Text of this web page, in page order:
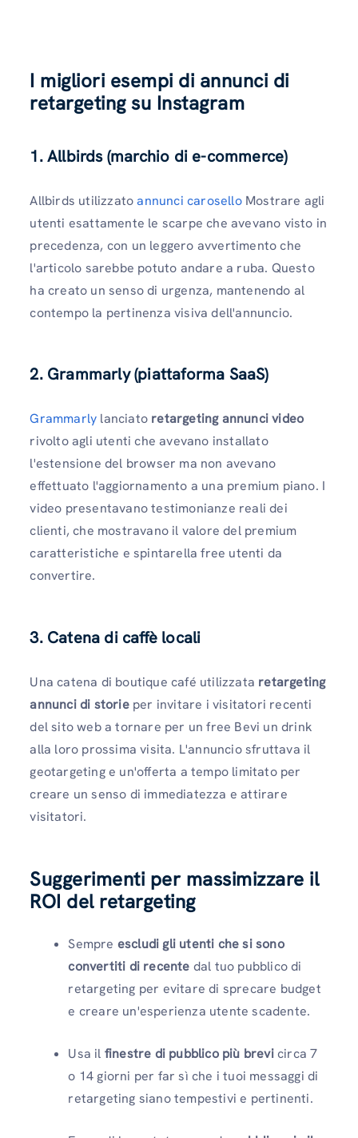
I migliori esempi di annunci di
retargeting su Instagram
1. Allbirds (marchio di e-commerce)
Allbirds utilizzatoannunci caroselloMostrare agli
utenti esattamente le scarpe che avevano visto in
precedenza, con un leggero avvertimento che
l'articolo sarebbe potuto andare a ruba. Questo
ha creato un senso di urgenza, mantenendo al
contempo la pertinenza visiva dell'annuncio.
2. Grammarly (piattaforma SaaS)
Grammarly lanciato retargeting annunci video
rivolto agli utenti che avevano installato
l'estensione del browser ma non avevano
effettuato l'aggiornamento a una premium piano. I
video presentavano testimonianze reali dei
clienti, che mostravano il valore del premium
caratteristiche e spintarella free utenti da
convertire.
3. Catena di caffè locali
Una catena di boutique café utilizzata retargeting
annunci di storieper invitare i visitatori recenti
del sito web a tornare per un free Bevi un drink
alla loro prossima visita. L'annuncio sfruttava il
geotargeting e un'offerta a tempo limitato per
creare un senso di immediatezza e attirare
visitatori.
Suggerimenti per massimizzare il
ROI del retargeting
Sempre escludi gli utenti che si sono
convertiti di recente dal tuo pubblico di
retargeting per evitare di sprecare budget
e creare un'esperienza utente scadente.
Usa il finestre di pubblico più brevicirca 7
o 14 giorni per far sì che i tuoi messaggi di
retargeting siano tempestivi e pertinenti.